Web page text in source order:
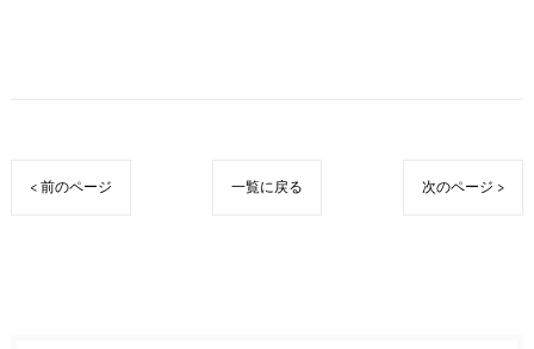
< 前のページ 一覧に戻る 次のページ >